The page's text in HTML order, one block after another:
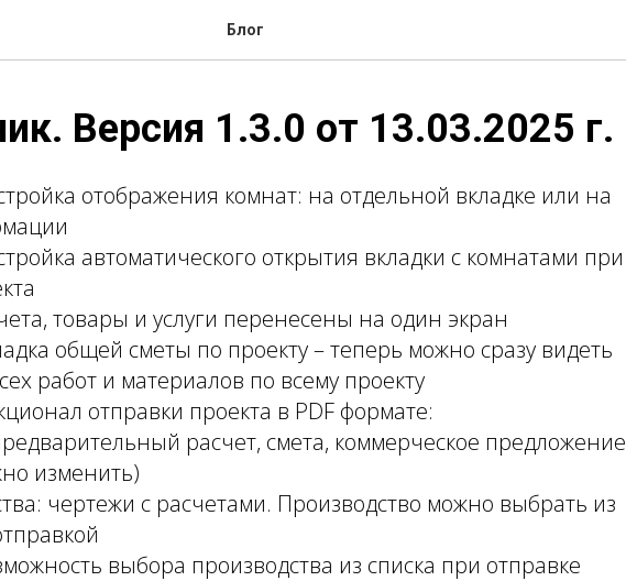
Блог
Версия 1.3.0 от 13.03.2025 г.
отображения комнат: на отдельной вкладке или на
автоматического открытия вкладки с комнатами при
товары и услуги перенесены на один экран
общей сметы по проекту – теперь можно сразу видеть
работ и материалов по всему проекту
отправки проекта в PDF формате:
расчет, смета, коммерческое предложение
изменить)
чертежи с расчетами. Производство можно выбрать из
выбора производства из списка при отправке